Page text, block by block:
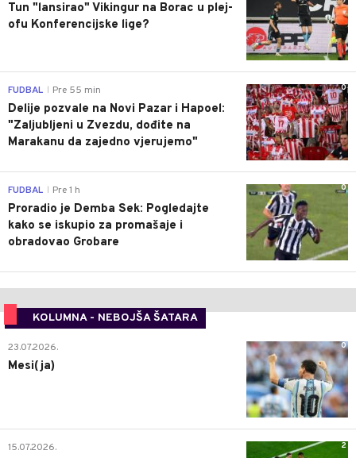
Tun "lansirao" Vikingur na Borac u plej-
ofu Konferencijske lige?
0
FUDBAL Pre 55 min
Delije pozvale na Novi Pazar i Hapoel:
"Zaljubljeni u Zvezdu, dođite na
Marakanu da zajedno vjerujemo"
0
FUDBAL Pre 1 h
Proradio je Demba Sek: Pogledajte
kako se iskupio za promašaje i
obradovao Grobare
KOLUMNA - NEBOJŠA ŠATARA
0
23.07.2026.
Mesi(ja)
2
15.07.2026.